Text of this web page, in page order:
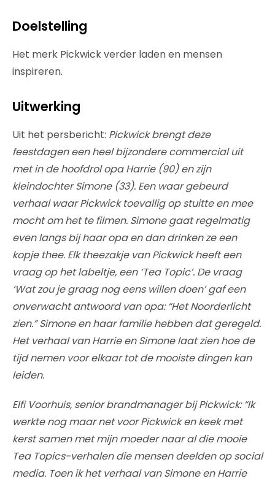
Doelstelling
Het merk Pickwick verder laden en mensen
inspireren.
Uitwerking
Uit het persbericht: Pickwick brengt deze
feestdagen een heel bijzondere commercial uit
met in de hoofdrol opa Harrie (90) en zijn
kleindochter Simone (33). Een waar gebeurd
verhaal waar Pickwick toevallig op stuitte en mee
mocht om het te filmen. Simone gaat regelmatig
even langs bij haar opa en dan drinken ze een
kopje thee. Elk theezakje van Pickwick heeft een
vraag op het labeltje, een ‘Tea Topic’. De vraag
‘Wat zou je graag nog eens willen doen’ gaf een
onverwacht antwoord van opa: “Het Noorderlicht
zien.” Simone en haar familie hebben dat geregeld.
Het verhaal van Harrie en Simone laat zien hoe de
tijd nemen voor elkaar tot de mooiste dingen kan
leiden.
Elfi Voorhuis, senior brandmanager bij Pickwick: “Ik
werkte nog maar net voor Pickwick en keek met
kerst samen met mijn moeder naar al die mooie
Tea Topics-verhalen die mensen deelden op social
media. Toen ik het verhaal van Simone en Harrie